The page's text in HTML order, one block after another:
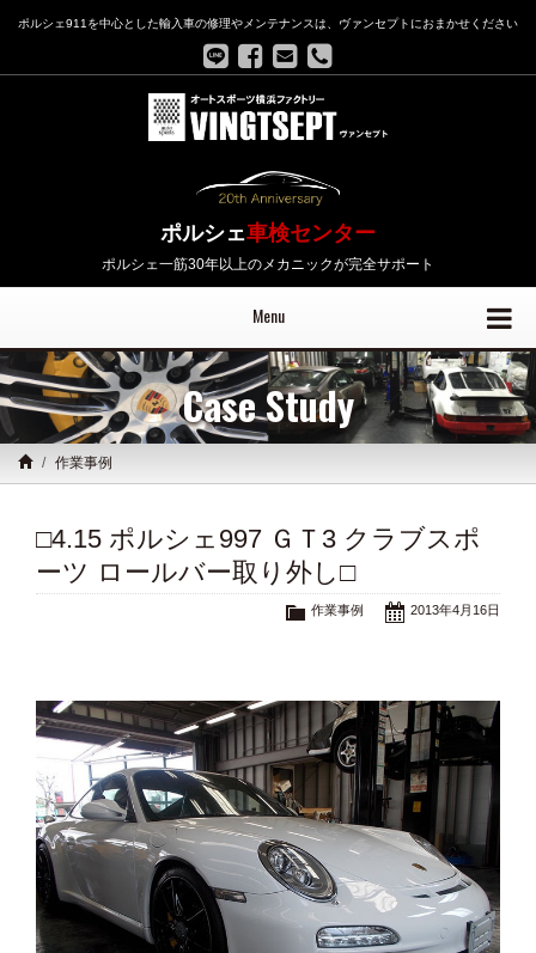
ポルシェ911を中心とした輸入車の修理やメンテナンスは、ヴァンセプトにおまかせください
ポルシェ車検センター
ポルシェ一筋30年以上のメカニックが完全サポート
Menu
Case Study
作業事例
□4.15 ポルシェ997 ＧＴ3 クラブスポ
ーツ ロールバー取り外し□
2013年4月16日
作業事例